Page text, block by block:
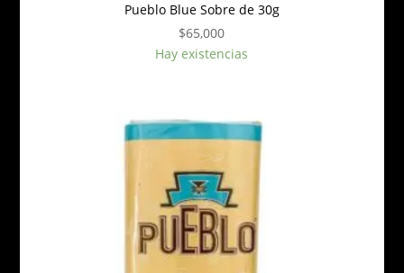
Pueblo Blue Sobre de 30g
$65,000
Hay existencias